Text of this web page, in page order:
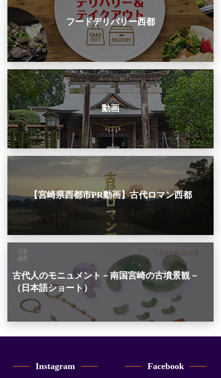
フードデリバリー西都
動画
【宮崎県西都市PR動画】古代ロマン西都
古代人のモニュメント－南国宮崎の古墳景観－
（日本語ショート）
Instagram Facebook